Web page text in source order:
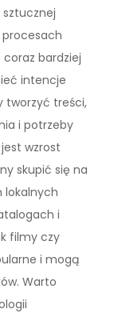
coraz bardziej
intencje
tworzyć treści,
i potrzeby
wzrost
skupić się na
lokalnych
i
filmy czy
i mogą
Warto